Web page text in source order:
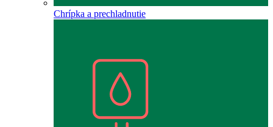
Chrípka a prechladnutie